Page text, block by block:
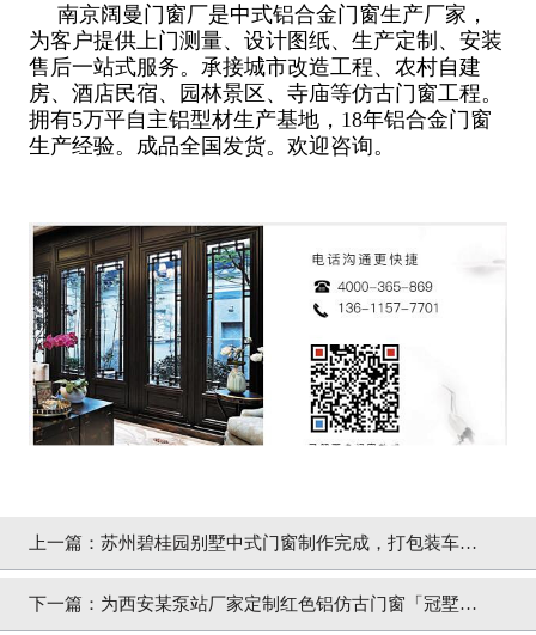
南京阔曼门窗厂是中式铝合金门窗生产厂家，
为客户提供上门测量、设计图纸、生产定制、安装
售后一站式服务。承接城市改造工程、农村自建
房、酒店民宿、园林景区、寺庙等仿古门窗工程。
拥有5万平自主铝型材生产基地，18年铝合金门窗
生产经验。成品全国发货。欢迎咨询。
上一篇： 苏州碧桂园别墅中式门窗制作完成，打包装车
「冠墅阳光」
下一篇： 为西安某泵站厂家定制红色铝仿古门窗「冠墅阳